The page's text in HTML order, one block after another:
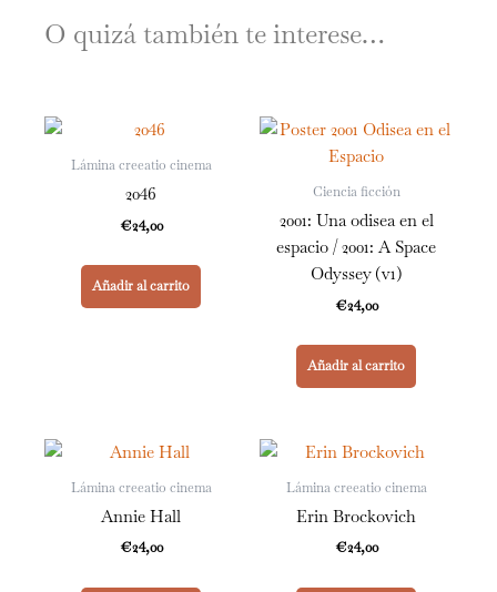
O quizá también te interese…
Lámina creeatio cinema
2046
€24,00
Añadir al carrito
Ciencia ficción
2001: Una odisea en el
espacio / 2001: A Space
Odyssey (v1)
€24,00
Añadir al carrito
Lámina creeatio cinema
Annie Hall
€24,00
Lámina creeatio cinema
Erin Brockovich
€24,00